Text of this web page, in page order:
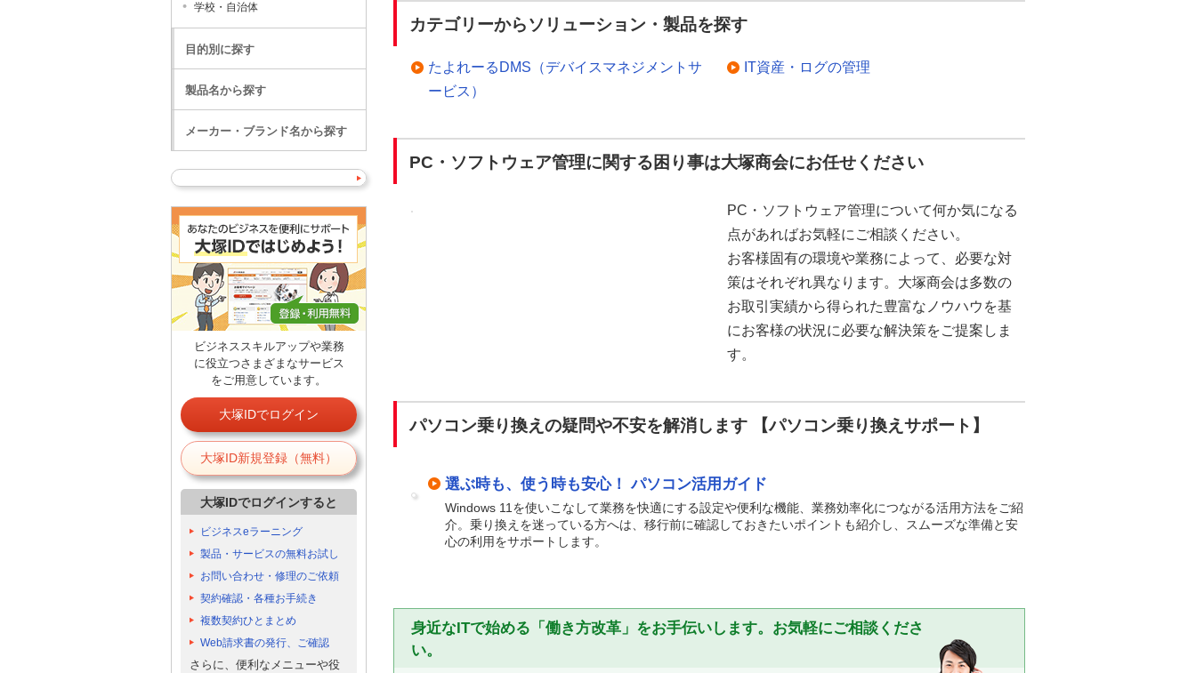
カテゴリーからソリューション・製品を探す
たよれーるDMS（デバイスマネジメントサ
ービス）
IT資産・ログの管理
PC・ソフトウェア管理に関する困り事は大塚商会にお任せください
PC・ソフトウェア管理について何か気になる
点があればお気軽にご相談ください。
お客様固有の環境や業務によって、必要な対
策はそれぞれ異なります。大塚商会は多数の
お取引実績から得られた豊富なノウハウを基
にお客様の状況に必要な解決策をご提案しま
す。
パソコン乗り換えの疑問や不安を解消します 【パソコン乗り換えサポート】
選ぶ時も、使う時も安心！ パソコン活用ガイド
Windows 11を使いこなして業務を快適にする設定や便利な機能、業務効率化につながる活用方法をご紹
介。乗り換えを迷っている方へは、移行前に確認しておきたいポイントも紹介し、スムーズな準備と安
心の利用をサポートします。
身近なITで始める「働き方改革」をお手伝いします。お気軽にご相談くださ
い。
学校・自治体
目的別に探す
製品名から探す
メーカー・ブランド名から探す
ビジネススキルアップや業務
に役立つさまざまなサービス
をご用意しています。
大塚IDでログイン
大塚ID新規登録（無料）
大塚IDでログインすると
ビジネスeラーニング
製品・サービスの無料お試し
お問い合わせ・修理のご依頼
契約確認・各種お手続き
複数契約ひとまとめ
Web請求書の発行、ご確認
さらに、便利なメニューや役